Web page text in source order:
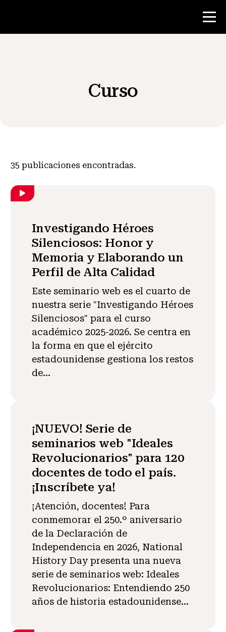
Recursos para maestros
Involucrarse
Curso
35 publicaciones encontradas.
Investigando Héroes
Silenciosos: Honor y
Memoria y Elaborando un
Perfil de Alta Calidad
Este seminario web es el cuarto de
nuestra serie "Investigando Héroes
Silenciosos" para el curso
académico 2025-2026. Se centra en
la forma en que el ejército
estadounidense gestiona los restos
de...
¡NUEVO! Serie de
seminarios web "Ideales
Revolucionarios" para 120
docentes de todo el país.
¡Inscríbete ya!
¡Atención, docentes! Para
conmemorar el 250.º aniversario
de la Declaración de
Independencia en 2026, National
History Day presenta una nueva
serie de seminarios web: Ideales
Revolucionarios: Entendiendo 250
años de historia estadounidense...